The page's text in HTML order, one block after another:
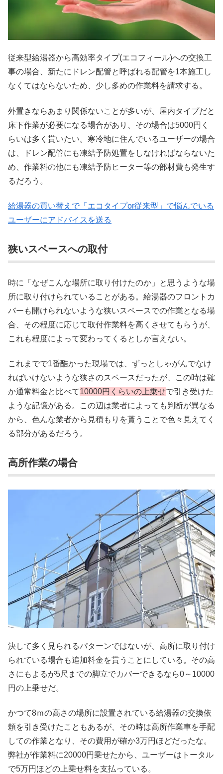
従来型給湯器から高効率タイプ(エコフィール)への交換工
事の場合、新たにドレン配管と呼ばれる配管を1本施工し
なくてはならないため、少し多めの作業料を請求する。
外置きならあまり関係ないことが多いが、屋内タイプだと
床下作業が必要になる場合があり、その場合は5000円く
らいは多く貰いたい。寒冷地に住んでいるユーザーの場合
は、ドレン配管にも凍結予防処置をしなければならないた
め、作業料の他にも凍結予防ヒーター等の部材費も発生す
るだろう。
給湯器の買い替えで「エコタイプor従来型」で悩んでいる
ユーザーにアドバイスを送る
狭いスペースへの取付
時に「なぜこんな場所に取り付けたのか」と思うような場
所に取り付けられていることがある。給湯器のフロントカ
バーも開けられないような狭いスペースでの作業となる場
合、その程度に応じて取付作業料を高くさせてもらうが、
これも程度によって変わってくるとしか言えない。
これまでで1番酷かった現場では、ずっとしゃがんでなけ
ればいけないような狭さのスペースだったが、この時は確
か通常料金と比べて10000円くらいの上乗せで引き受けた
ような記憶がある。この辺は業者によっても判断が異なる
から、色んな業者から見積もりを貰うことで色々見えてく
る部分があるだろう。
高所作業の場合
決して多く見られるパターンではないが、高所に取り付け
られている場合も追加料金を貰うことにしている。その高
さにもよるが5尺までの脚立でカバーできるなら0～10000
円の上乗せだ。
かつて8ｍの高さの場所に設置されている給湯器の交換依
頼を引き受けたこともあるが、その時は高所作業車を手配
しての作業となり、その費用が確か3万円ほどだったな。
弊社が作業料に20000円乗せたから、ユーザーはトータル
で5万円ほどの上乗せ料を支払っている。